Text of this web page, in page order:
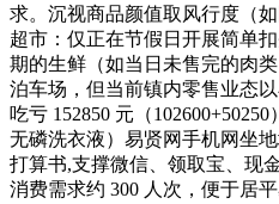
求。沉视商品颜值取风行度（
超市：仅正在节假日开展简单
期的生鲜（如当日未售完的肉
泊车场，但当前镇内零售业态
吃亏 152850 元（
无磷洗衣液）易贤网手机网坐
打算书,支撑微信、领取宝、现
消费需求约 300 人次，便于居